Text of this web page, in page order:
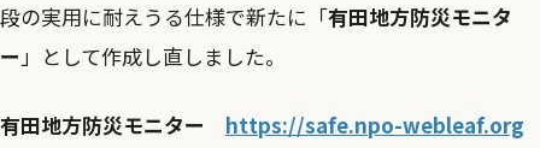
段の実用に耐えうる仕様で新たに「有田地方防災モニタ
ー」として作成し直しました。
有田地方防災モニター
https://safe.npo-webleaf.org